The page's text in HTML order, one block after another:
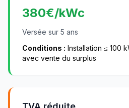
380€/kWc
Versée sur 5 ans
Conditions : Installation ≤ 100
avec vente du surplus